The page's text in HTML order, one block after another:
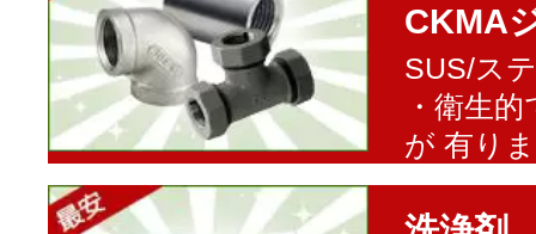
CKMA
SUS/ス
・衛生
が 有り